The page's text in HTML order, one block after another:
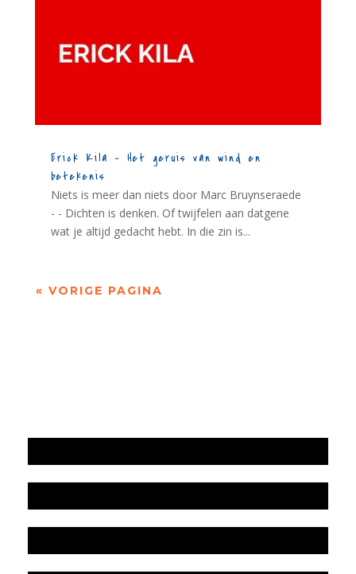
Erick Kila – Het geruis van wind en
betekenis
Niets is meer dan niets door Marc Bruynseraede
- - Dichten is denken. Of twijfelen aan datgene
wat je altijd gedacht hebt. In die zin is...
« VORIGE PAGINA